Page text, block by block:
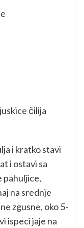
čilija
i kratko stavi
i ostavi sa
pahuljice,
na srednje
zgusne, oko 5-
ispeci jaje na